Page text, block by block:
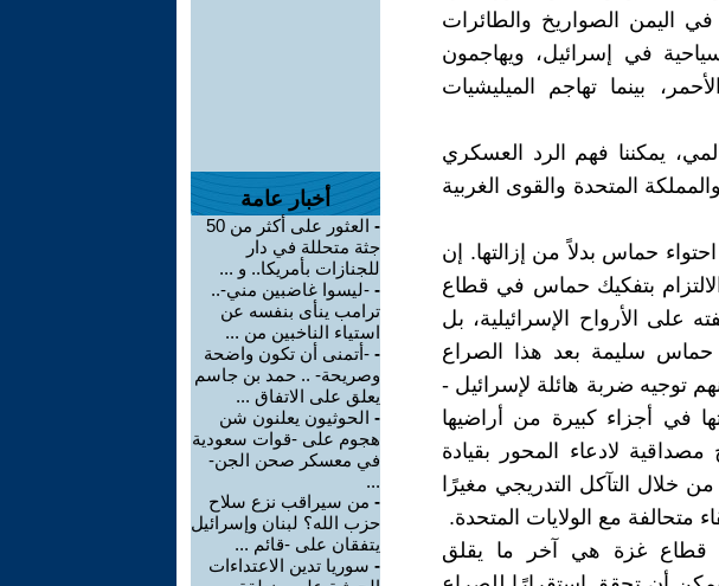
اليمن الصواريخ والطائرات
في إسرائيل، ويهاجمون
بينما تهاجم الميليشيات
يمكننا فهم الرد العسكري
المتحدة والقوى الغربية
حماس بدلاً من إزالتها. إن
بتفكيك حماس في قطاع
في تكلفته على الأرواح الإسرائيلية، بل
حماس سليمة بعد هذا الصراع
توجيه ضربة هائلة لإسرائيل -
في أجزاء كبيرة من أراضيها
لادعاء المحور بقيادة
خلال التآكل التدريجي مغيرًا
متحالفة مع الولايات المتحدة.
قطاع غزة هي آخر ما يقلق
أخبار عامة
-
العثور على أكثر من 50
جثة متحللة في دار
للجنازات بأمريكا.. و ...
- -ليسوا غاضبين مني-..
ترامب ينأى بنفسه عن
استياء الناخبين من ...
- -أتمنى أن تكون واضحة
وصريحة- .. حمد بن جاسم
يعلق على الاتفاق ...
- الحوثيون يعلنون شن
هجوم على -قوات سعودية
في معسكر صحن الجن-
...
- من سيراقب نزع سلاح
حزب الله؟ لبنان وإسرائيل
يتفقان على -قائم ...
- سوريا تدين الاعتداءات